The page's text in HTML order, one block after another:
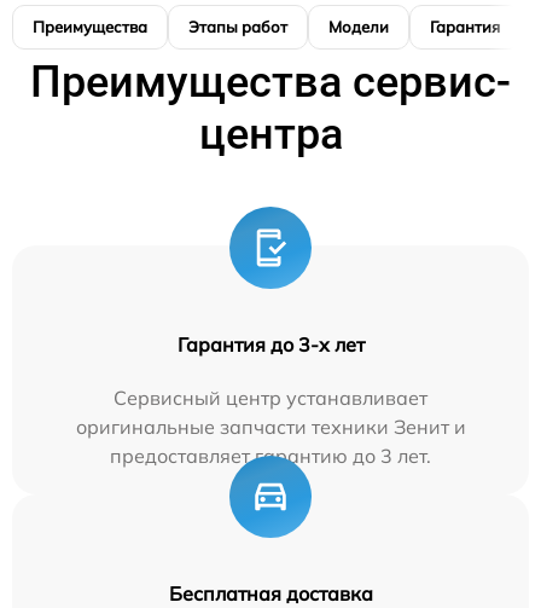
Преимущества Этапы работ Модели Гарантия
Преимущества сервис-
центра
Гарантия до 3-х лет
Сервисный центр устанавливает
оригинальные запчасти техники Зенит и
предоставляет гарантию до 3 лет.
Бесплатная доставка